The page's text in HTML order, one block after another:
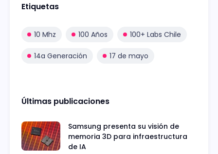
Etiquetas
10 Mhz 100 Años 100+ Labs Chile
14a Generación 17 de mayo
Últimas publicaciones
Samsung presenta su visión de
memoria 3D para infraestructura
de IA